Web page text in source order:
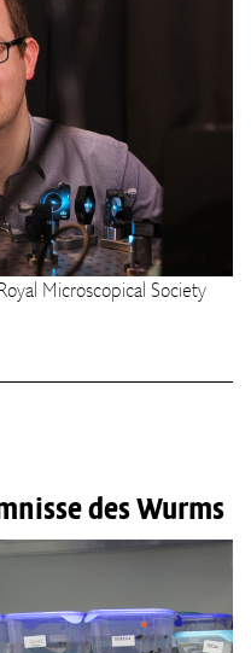
Microscopical Society
des Wurms